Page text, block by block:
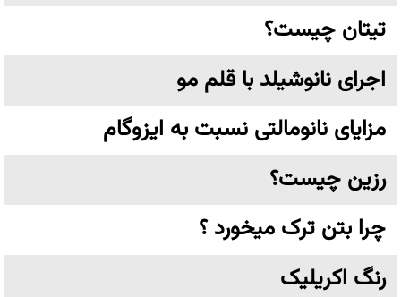
تیتان چیست؟
اجرای نانوشیلد با قلم مو
مزایای نانومالتی نسبت به ایزوگام
رزین چیست؟
چرا بتن ترک میخورد ؟
رنگ اکریلیک